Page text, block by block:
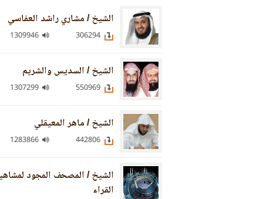
الشيخ / مشاري راشد العفاسي
الشيخ / السديس والشريم
الشيخ / ماهر المعيقلي
الشيخ / المصحف المجود
القراء